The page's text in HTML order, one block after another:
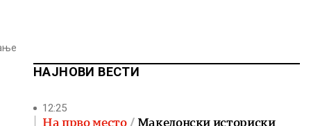
НАЈНОВИ ВЕСТИ
12:25
На прво место
Македонски историски